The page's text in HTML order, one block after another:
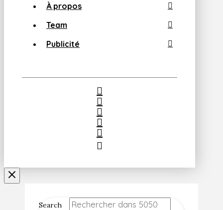
À propos
Team
Publicité
Search